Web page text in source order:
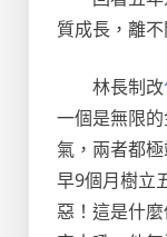
質成長，離
林長制改
一個是無限
氣，兩者都
早9個月樹立
惡！這是什